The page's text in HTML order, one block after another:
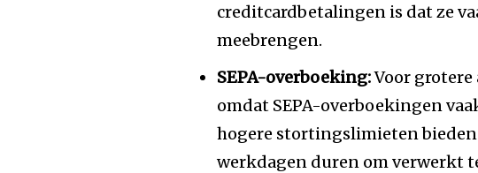
creditcardbetalingen is dat ze
meebrengen.
SEPA-overboeking:Voor grotere
omdat SEPA-overboekingen
hogere stortingslimieten
werkdagen duren om verwerkt